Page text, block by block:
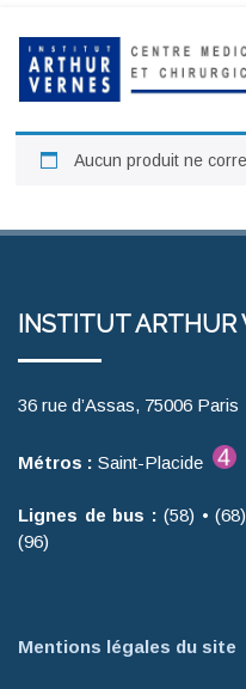
Aucun produit ne
INSTITUT ARTHUR
36 rue d’Assas, 75006 Paris
Métros : Saint-Placide
Lignes de bus : (58) •
(96)
Mentions légales du site